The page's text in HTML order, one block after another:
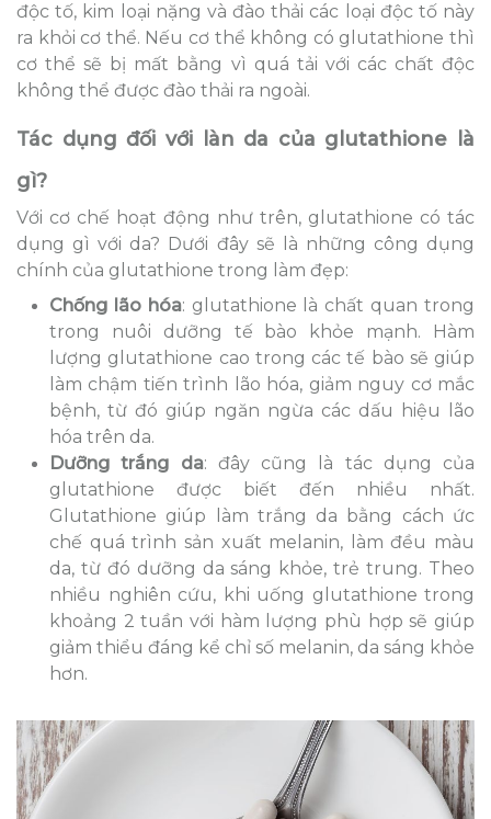
độc tố, kim loại nặng và đào thải các loại độc tố này
ra khỏi cơ thể. Nếu cơ thể không có glutathione thì
cơ thể sẽ bị mất bằng vì quá tải với các chất độc
không thể được đào thải ra ngoài.
Tác dụng đối với làn da của glutathione là
gì?
Với cơ chế hoạt động như trên, glutathione có tác
dụng gì với da? Dưới đây sẽ là những công dụng
chính của glutathione trong làm đẹp:
Chống lão hóa: glutathione là chất quan trong
trong nuôi dưỡng tế bào khỏe mạnh. Hàm
lượng glutathione cao trong các tế bào sẽ giúp
làm chậm tiến trình lão hóa, giảm nguy cơ mắc
bệnh, từ đó giúp ngăn ngừa các dấu hiệu lão
hóa trên da.
Dưỡng trắng da: đây cũng là tác dụng của
glutathione được biết đến nhiều nhất.
Glutathione giúp làm trắng da bằng cách ức
chế quá trình sản xuất melanin, làm đều màu
da, từ đó dưỡng da sáng khỏe, trẻ trung. Theo
nhiều nghiên cứu, khi uống glutathione trong
khoảng 2 tuần với hàm lượng phù hợp sẽ giúp
giảm thiểu đáng kể chỉ số melanin, da sáng khỏe
hơn.